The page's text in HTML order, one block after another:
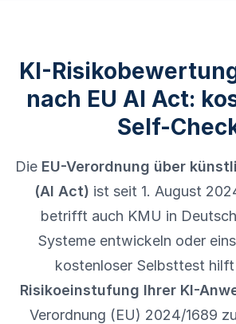
KI-
nach EU AI Act:
Self-
Die EU-Verordnung über
(AI Act) ist seit 1. August
betrifft auch KMU in
Systeme entwickeln oder
kostenloser Selbsttest hilft
Risikoeinstufung Ihrer KI-
Verordnung (EU) 2024/1689